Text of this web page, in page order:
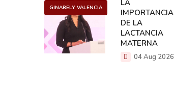
GINARELY VALENCIA
LA
IMPORTANCIA
DE LA
LACTANCIA
MATERNA
04 Aug 2026